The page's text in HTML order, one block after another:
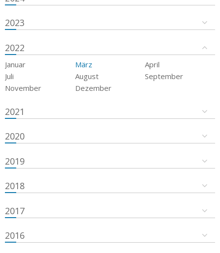
2023
2022
Januar März
April
Juli
August
September
November
Dezember
2021
2020
2019
2018
2017
2016